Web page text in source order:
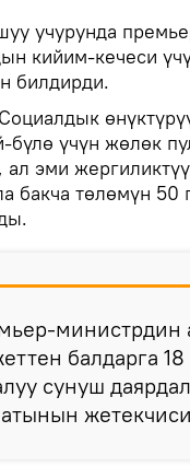
учурунда
кийим-кечеси
билдирди.
бүлө үчүн жөлөк
ал эми
бакча төлөмүн
министрдин
балдарга
сунуш